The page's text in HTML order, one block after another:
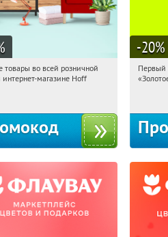
Получили:
во всей розничной
интернет-магазине Hoff
-20%
Первый